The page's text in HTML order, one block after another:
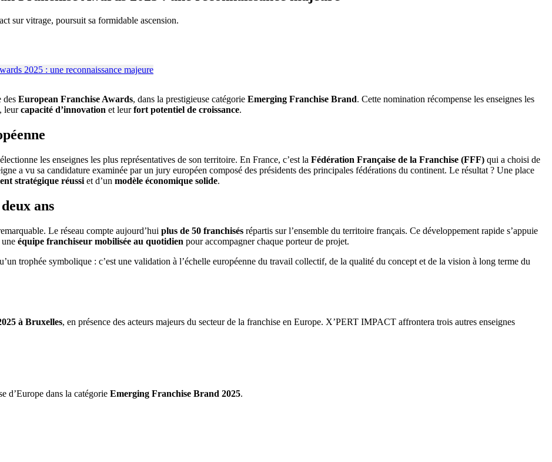
sur vitrage, poursuit sa formidable ascension.
des European Franchise Awards, dans la prestigieuse catégorie Emerging Franchise Brand. Cette nomination récompense les enseignes les
, leurcapacité d’innovation et leurfort potentiel de croissance.
les enseignes les plus représentatives de son territoire. En France, c’est la Fédération Française de la Franchise (FFF) qui a choisi de
a vu sa candidature examinée par un jury européen composé des présidents des principales fédérations du continent. Le résultat ? Une place
stratégique réussi et d’un modèle économique solide.
ans
Le réseau compte aujourd’hui plus de 50 franchisés répartis sur l’ensemble du territoire français. Ce développement rapide s’appuie
une équipe franchiseur mobilisée au quotidien pour accompagner chaque porteur de projet.
trophée symbolique : c’est une validation à l’échelle européenne du travail collectif, de la qualité du concept et de la vision à long terme du
à Bruxelles, en présence des acteurs majeurs du secteur de la franchise en Europe. X’PERT IMPACT affrontera trois autres enseignes
d’Europe dans la catégorie Emerging Franchise Brand 2025.